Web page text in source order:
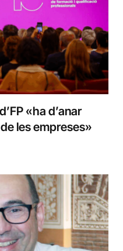
«ha d’anar
les empreses»